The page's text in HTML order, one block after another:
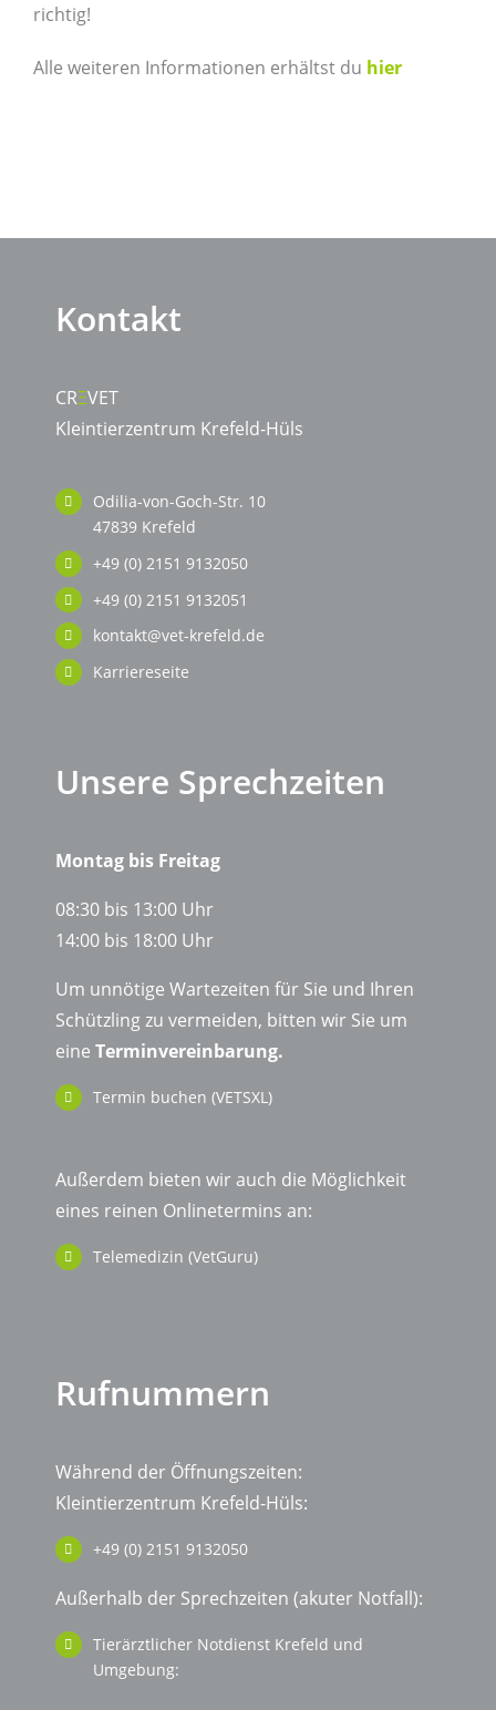
richtig!
Alle weiteren Informationen erhältst du hier
Kontakt
CRΞVET
Kleintierzentrum Krefeld-Hüls
Odilia-von-Goch-Str. 10
47839 Krefeld
+49 (0) 2151 9132050
+49 (0) 2151 9132051
kontakt@vet-krefeld.de
Karriereseite
Unsere Sprechzeiten
Montag bis Freitag
08:30 bis 13:00 Uhr
14:00 bis 18:00 Uhr
Um unnötige Wartezeiten für Sie und Ihren
Schützling zu vermeiden, bitten wir Sie um
eine Terminvereinbarung.
Termin buchen (VETSXL)
Außerdem bieten wir auch die Möglichkeit
eines reinen Onlinetermins an:
Telemedizin (VetGuru)
Rufnummern
Während der Öffnungszeiten:
Kleintierzentrum Krefeld-Hüls:
+49 (0) 2151 9132050
Außerhalb der Sprechzeiten (akuter Notfall):
Tierärztlicher Notdienst Krefeld und
Umgebung: